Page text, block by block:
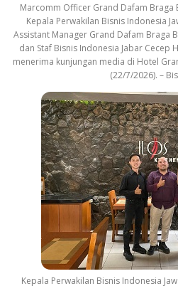
Marcomm Officer Grand Dafam Braga
Kepala Perwakilan Bisnis Indonesia
Assistant Manager Grand Dafam Braga
dan Staf Bisnis Indonesia Jabar
menerima kunjungan media di Hotel
(22/7/2026). –
Kepala Perwakilan Bisnis Indonesia